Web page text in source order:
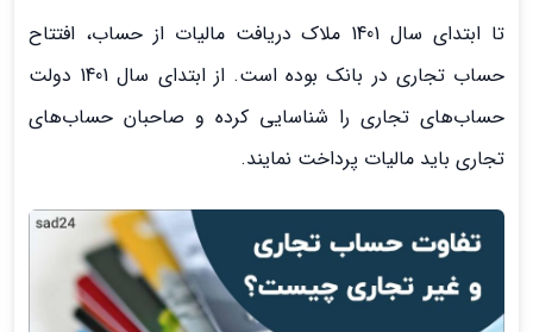
تا ابتدای سال 1401 ملاک دریافت مالیات از حساب، افتتاح
حساب تجاری در بانک بوده است. از ابتدای سال 1401 دولت
حساب‌های تجاری را شناسایی کرده و صاحبان حساب‌های
تجاری باید مالیات پرداخت نمایند.